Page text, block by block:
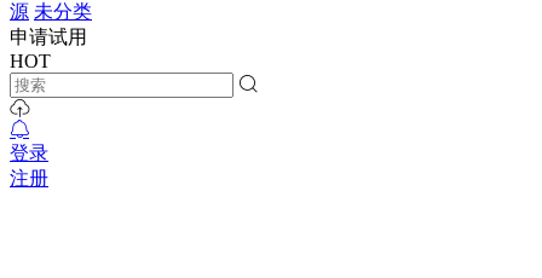
源 未分类
申请试用
HOT
登录
注册